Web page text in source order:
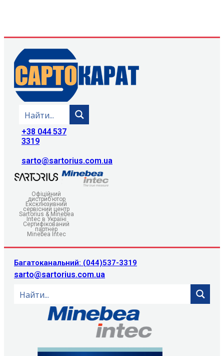
+38 044 537
3319
sarto@sartorius.com.ua
Офіційний
дистриб’ютор
Ексклюзивний
сервісний центр
Sartorius & Minebea
Intec в Україні
Сертифікований
партнер
Minebea Intec
Багатоканальний: (044)537-3319
sarto@sartorius.com.ua